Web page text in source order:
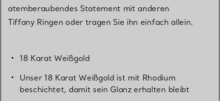
atemberaubendes Statement mit anderen
Tiffany Ringen oder tragen Sie ihn einfach allein.
18 Karat Weißgold
Unser 18 Karat Weißgold ist mit Rhodium
beschichtet, damit sein Glanz erhalten bleibt